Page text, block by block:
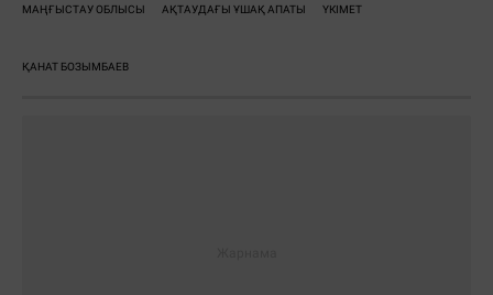
МАҢҒЫСТАУ ОБЛЫСЫ АҚТАУДАҒЫ ҰШАҚ АПАТЫ ҮКІМЕТ
ҚАНАТ БОЗЫМБАЕВ